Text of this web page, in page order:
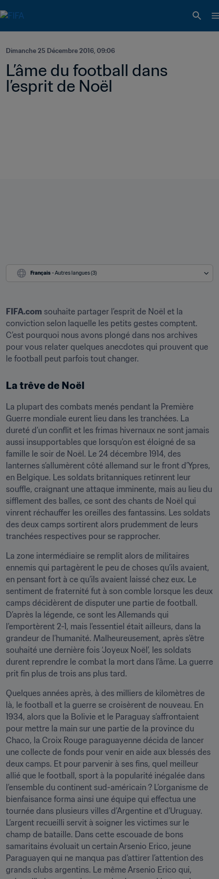
Dimanche 25 Décembre 2016, 09:06
L’âme du football dans
l’esprit de Noël
Français - Autres langues (3)
FIFA.com souhaite partager l’esprit de Noël et la
conviction selon laquelle les petits gestes comptent.
C’est pourquoi nous avons plongé dans nos archives
pour vous relater quelques anecdotes qui prouvent que
le football peut parfois tout changer.
La trêve de Noël
La plupart des combats menés pendant la Première
Guerre mondiale eurent lieu dans les tranchées. La
dureté d’un conflit et les frimas hivernaux ne sont jamais
aussi insupportables que lorsqu’on est éloigné de sa
famille le soir de Noël. Le 24 décembre 1914, des
lanternes s’allumèrent côté allemand sur le front d’Ypres,
en Belgique. Les soldats britanniques retinrent leur
souffle, craignant une attaque imminente, mais au lieu du
sifflement des balles, ce sont des chants de Noël qui
vinrent réchauffer les oreilles des fantassins. Les soldats
des deux camps sortirent alors prudemment de leurs
tranchées respectives pour se rapprocher.
La zone intermédiaire se remplit alors de militaires
ennemis qui partagèrent le peu de choses qu’ils avaient,
en pensant fort à ce qu’ils avaient laissé chez eux. Le
sentiment de fraternité fut à son comble lorsque les deux
camps décidèrent de disputer une partie de football.
D’après la légende, ce sont les Allemands qui
l’emportèrent 2-1, mais l'essentiel était ailleurs, dans la
grandeur de l’humanité. Malheureusement, après s’être
souhaité une dernière fois ‘Joyeux Noël’, les soldats
durent reprendre le combat la mort dans l’âme. La guerre
prit fin plus de trois ans plus tard.
Quelques années après, à des milliers de kilomètres de
là, le football et la guerre se croisèrent de nouveau. En
1934, alors que la Bolivie et le Paraguay s’affrontaient
pour mettre la main sur une partie de la province du
Chaco, la Croix Rouge paraguayenne décida de lancer
une collecte de fonds pour venir en aide aux blessés des
deux camps. Et pour parvenir à ses fins, quel meilleur
allié que le football, sport à la popularité inégalée dans
l’ensemble du continent sud-américain ? L’organisme de
bienfaisance forma ainsi une équipe qui effectua une
tournée dans plusieurs villes d’Argentine et d’Uruguay.
L’argent recueilli servit à soigner les victimes sur le
champ de bataille. Dans cette escouade de bons
samaritains évoluait un certain Arsenio Erico, jeune
Paraguayen qui ne manqua pas d’attirer l’attention des
grands clubs argentins. Le même Arsenio Erico qui,